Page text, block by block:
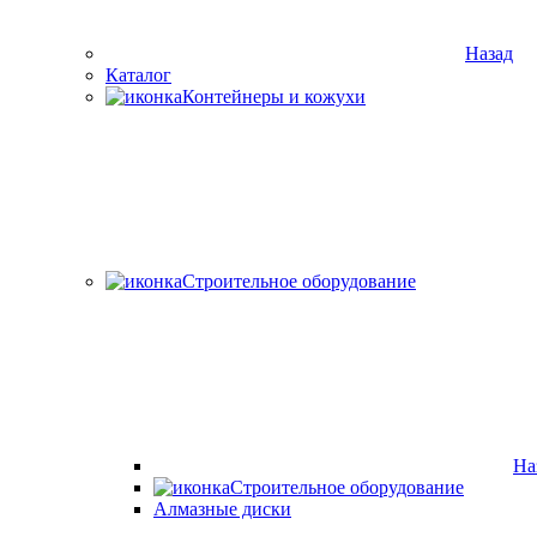
Назад
Каталог
Контейнеры и кожухи
Строительное оборудование
Строительное оборудование
Алмазные диски